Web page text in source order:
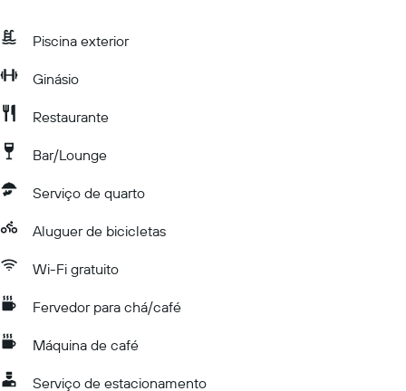
Piscina exterior
Ginásio
Restaurante
Bar/Lounge
Serviço de quarto
Aluguer de bicicletas
Wi-Fi gratuito
Fervedor para chá/café
Máquina de café
Serviço de estacionamento